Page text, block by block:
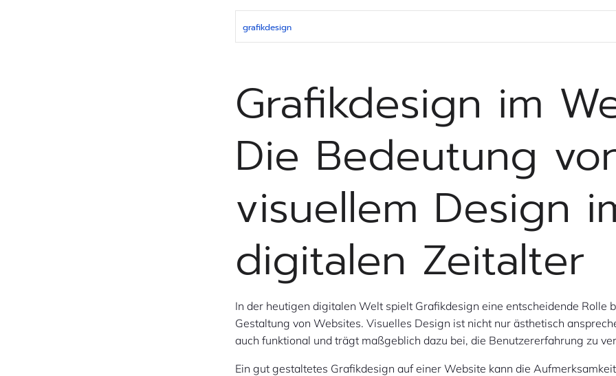
grafikdesign
Grafikdesign im
Die Bedeutung
visuellem Design
digitalen Zeitalter
In der heutigen digitalen Welt spielt Grafikdesign eine entscheidende Rolle
Gestaltung von Websites. Visuelles Design ist nicht nur ästhetisch
auch funktional und trägt maßgeblich dazu bei, die Benutzererfahrung zu
Ein gut gestaltetes Grafikdesign auf einer Website kann die